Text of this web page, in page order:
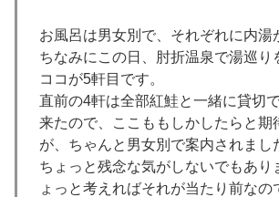
お風呂は男女別で、それぞれに内湯
ちなみにこの日、肘折温泉で湯巡り
ココが5軒目です。
直前の4軒は全部紅鮭と一緒に貸切
来たので、ここももしかしたらと期
が、ちゃんと男女別で案内されまし
ちょっと残念な気がしないでもあり
ょっと考えればそれが当たり前なの